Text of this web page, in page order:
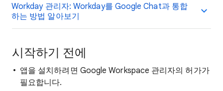
Workday 관리자: Workday를 Google Chat과 통합
하는 방법 알아보기
시작하기 전에
앱을 설치하려면 Google Workspace 관리자의 허가가
필요합니다.